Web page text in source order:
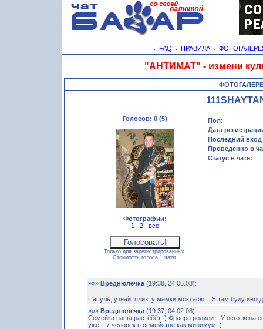
- FAQ - ПРАВИЛА-
"АНТИМАТ" - измени
Голосов: 0 (5)
Фотографии:
1 | 2 | все
Только для зарегистрированных.
Стоимость голоса 1 чатл.
Пол:
Дата
Последний вход
Проведенно в
Статус в чате:
»»» Вреднюлечка (19:38, 24.06.08):
Папуль, узнай, плиз, у мамки мою асю... Я там буду
»»» Вреднюлечка (19:37, 04.02.08):
Семейка наша растёёёт :) Фраера родили... У него жена
уже... 7 человек в семействе как минимум :)